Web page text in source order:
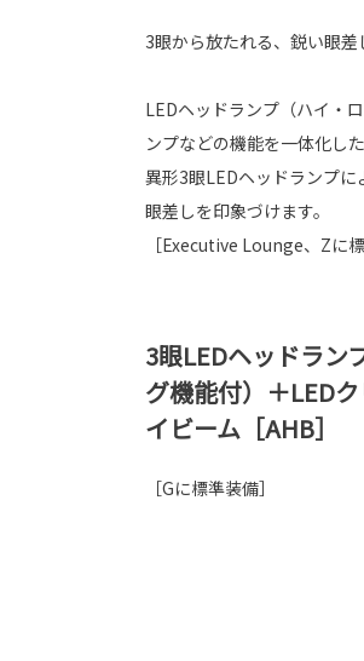
3眼から放たれる、鋭い眼差
LEDヘッドランプ（ハイ・
ンプなどの機能を一体化し
異形3眼LEDヘッドランプ
眼差しを印象づけます。
［Executive Lounge、Zに
3眼LEDヘッドラン
グ機能付）＋LED
イビーム［AHB］
［Gに標準装備］